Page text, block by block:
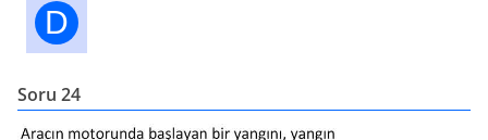
D
Soru 24